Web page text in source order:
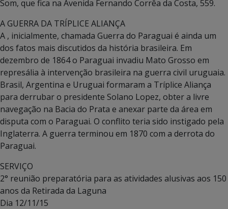
Som, que fica na Avenida Fernando Corrêa da Costa, 559.
A GUERRA DA TRÍPLICE ALIANÇA
A , inicialmente, chamada Guerra do Paraguai é ainda um
dos fatos mais discutidos da história brasileira. Em
dezembro de 1864 o Paraguai invadiu Mato Grosso em
represália à intervenção brasileira na guerra civil uruguaia.
Brasil, Argentina e Uruguai formaram a Tríplice Aliança
para derrubar o presidente Solano Lopez, obter a livre
navegação na Bacia do Prata e anexar parte da área em
disputa com o Paraguai. O conflito teria sido instigado pela
Inglaterra. A guerra terminou em 1870 com a derrota do
Paraguai.
SERVIÇO
2° reunião preparatória para as atividades alusivas aos 150
anos da Retirada da Laguna
Dia 12/11/15